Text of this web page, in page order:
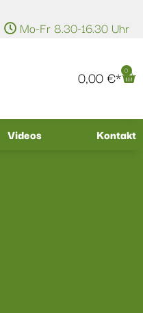
Mo-Fr 8.30-16.30 Uhr
0,00€ 0
Videos Kontakt